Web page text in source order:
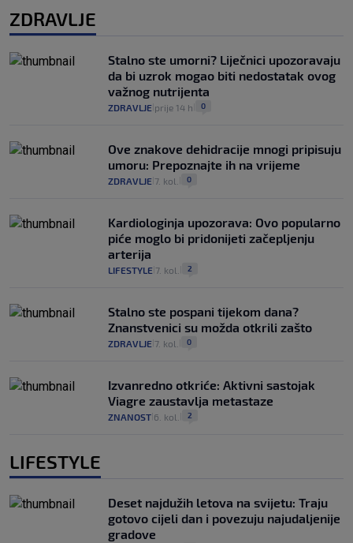
ZDRAVLJE
Stalno ste umorni? Liječnici upozoravaju
da bi uzrok mogao biti nedostatak ovog
važnog nutrijenta
ZDRAVLJE prije 14 h 0
Ove znakove dehidracije mnogi pripisuju
umoru: Prepoznajte ih na vrijeme
ZDRAVLJE 7. kol. 0
Kardiologinja upozorava: Ovo popularno
piće moglo bi pridonijeti začepljenju
arterija
LIFESTYLE 7. kol. 2
Stalno ste pospani tijekom dana?
Znanstvenici su možda otkrili zašto
ZDRAVLJE 7. kol. 0
Izvanredno otkriće: Aktivni sastojak
Viagre zaustavlja metastaze
ZNANOST 6. kol. 2
LIFESTYLE
Deset najdužih letova na svijetu: Traju
gotovo cijeli dan i povezuju najudaljenije
gradove